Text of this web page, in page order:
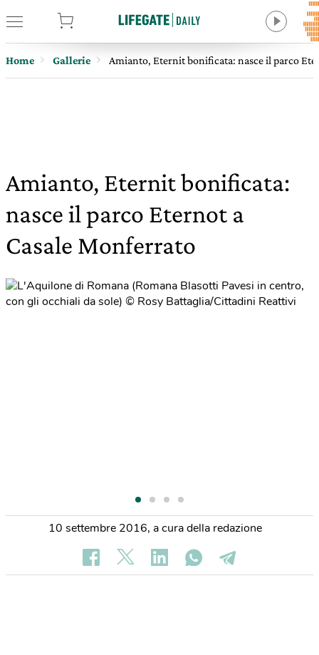
Home Gallerie Amianto, Eternit bonificata: nasce il parco
Amianto, Eternit bonificata:
nasce il parco Eternot a
Casale Monferrato
10 settembre 2016, a cura della redazione